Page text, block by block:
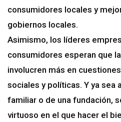
consumidores locales y
gobiernos locales.
Asimismo, los líderes
consumidores esperan que
involucren más en
sociales y políticas. Y ya sea
familiar o de una fundación,
virtuoso en el que hacer el